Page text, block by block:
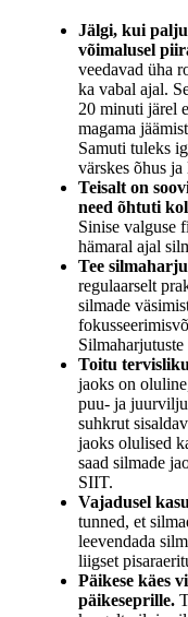
Jälgi, kui palju
võimalusel
veedavad üha
ka vabal ajal.
20 minuti järel
magama
Samuti tuleks
värskes õhus
Teisalt on
need õhtuti
Sinise valguse
hämaral ajal
Tee
regulaarselt
silmade
Toitu
jaoks on
puu- ja
suhkrut
jaoks olulised
saad silmade
SIIT.
Vajadusel
tunned, et
leevendada
liigset
Päikese käes
päikeseprille.